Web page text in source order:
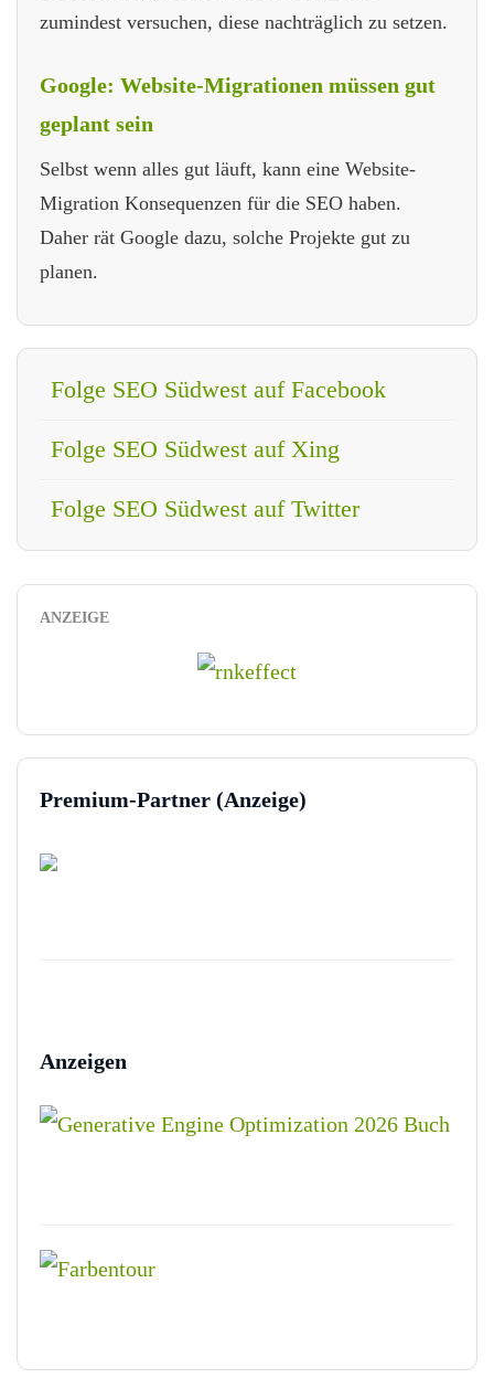
zumindest versuchen, diese nachträglich zu setzen.
Google: Website-Migrationen müssen gut
geplant sein
Selbst wenn alles gut läuft, kann eine Website-
Migration Konsequenzen für die SEO haben.
Daher rät Google dazu, solche Projekte gut zu
planen.
Folge SEO Südwest auf Facebook
Folge SEO Südwest auf Xing
Folge SEO Südwest auf Twitter
ANZEIGE
Premium-Partner (Anzeige)
Anzeigen